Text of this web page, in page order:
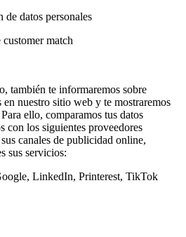
datos personales
match
también te informaremos sobre
en nuestro sitio web y te mostraremos
ello, comparamos tus datos
con los siguientes proveedores
canales de publicidad online,
sus servicios:
LinkedIn, Printerest, TikTok